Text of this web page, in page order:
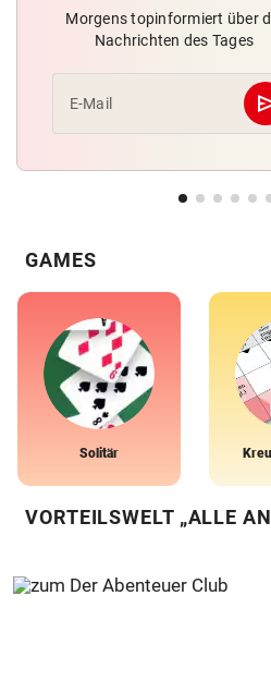
Morgens topinformiert über
Nachrichten des Tages
E-Mail
GAMES
Solitär
VORTEILSWELT „ALLE